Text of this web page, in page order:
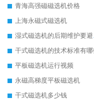
青海高强磁磁选机价格
上海永磁式磁选机
湿
干式磁选机的技术标准有
平板磁选机运行视频
永磁高梯度平板磁选机
干式磁选机多少钱